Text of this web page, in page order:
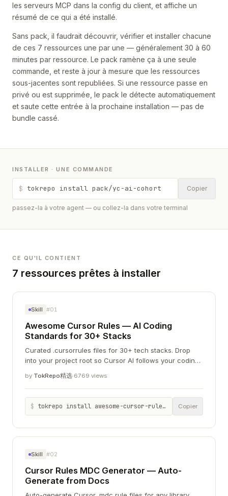
les serveurs MCP dans la config du client, et affiche un
résumé de ce qui a été installé.
Sans pack, il faudrait découvrir, vérifier et installer chacune
de ces 7 ressources une par une — généralement 30 à 60
minutes par ressource. Le pack ramène ça à une seule
commande, et reste à jour à mesure que les ressources
sous-jacentes sont republiées. Si une ressource passe en
privé ou est supprimée, le pack le détecte automatiquement
et saute cette entrée à la prochaine installation — pas de
bundle cassé.
INSTALLER · UNE COMMANDE
$ tokrepo install pack/yc-ai-cohort Copier
passez-la à votre agent — ou collez-la dans votre terminal
CE QU'IL CONTIENT
7 ressources prêtes à installer
Skill #01
Awesome Cursor Rules — AI Coding
Standards for 30+ Stacks
Curated .cursorrules files for 30+ tech stacks. Drop
into your project root so Cursor AI follows your coding
by TokRepo精选·6769 views
$ tokrepo install awesome-cursor-rules-ai-coding-standards-30-stacks-ca000374 Copier
Skill #02
Cursor Rules MDC Generator — Auto-
Generate from Docs